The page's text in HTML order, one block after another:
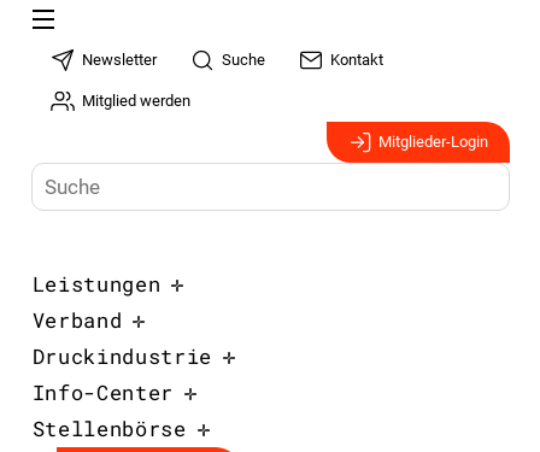
Newsletter Suche Kontakt
Mitglied werden
Mitglieder-Login
Leistungen
Verband
Druckindustrie
Info-Center
Stellenbörse